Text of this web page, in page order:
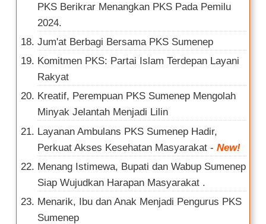
PKS Berikrar Menangkan PKS Pada Pemilu
2024.
Jum'at Berbagi Bersama PKS Sumenep
Komitmen PKS: Partai Islam Terdepan Layani
Rakyat
Kreatif, Perempuan PKS Sumenep Mengolah
Minyak Jelantah Menjadi Lilin
Layanan Ambulans PKS Sumenep Hadir,
Perkuat Akses Kesehatan Masyarakat- New!
Menang Istimewa, Bupati dan Wabup Sumenep
Siap Wujudkan Harapan Masyarakat .
Menarik, Ibu dan Anak Menjadi Pengurus PKS
Sumenep